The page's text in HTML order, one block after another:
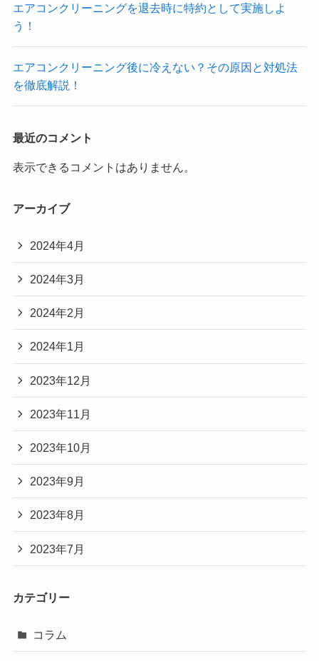
エアコンクリーニングを退去時に特約として実施しよ
う！
エアコンクリーニング後に冷えない？その原因と対処法
を徹底解説！
最近のコメント
表示できるコメントはありません。
アーカイブ
2024年4月
2024年3月
2024年2月
2024年1月
2023年12月
2023年11月
2023年10月
2023年9月
2023年8月
2023年7月
カテゴリー
コラム